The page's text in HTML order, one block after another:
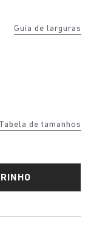
Guia de larguras
Tabela de tamanhos